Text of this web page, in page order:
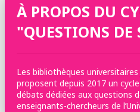
À PROPOS DU
"QUESTIONS DE
Les bibliothèques
proposent depuis 2017 un
débats dédiées aux questions
enseignants-chercheurs de